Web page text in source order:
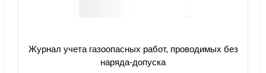
Журнал учета газоопасных работ, проводимых без
наряда-допуска